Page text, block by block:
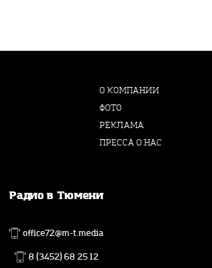
О КОМПАНИИ
ФОТО
РЕКЛАМА
ПРЕССА О НАС
Радио в Тюмени
office72@m-t.media
8 (3452) 68 25 12